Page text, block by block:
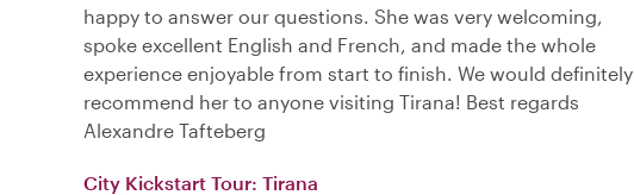
happy to answer our questions. She was very welcoming,
spoke excellent English and French, and made the whole
experience enjoyable from start to finish. We would definitely
recommend her to anyone visiting Tirana! Best regards
Alexandre Tafteberg
City Kickstart Tour: Tirana